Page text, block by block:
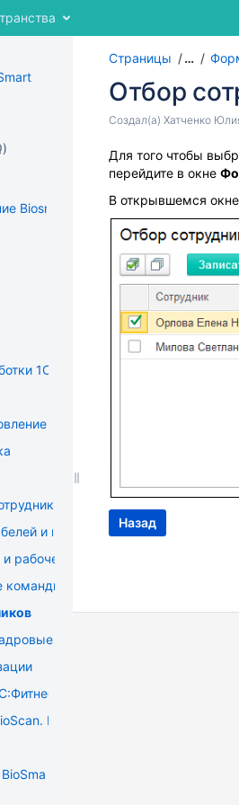
Biosmart-Studio
1С. Руководство пользователя
модуля, настройка прав
и индивидуальных графиков
рабочее время
переводы
клуб. Руководство
Руководство пользователя
Страницы …
Отбор
Перейти
концу
метаданных
Создал(а) Хатченко
Переход
к
метаданных
Для того чтобы
перейдите в окне
В открывшемся
Назад